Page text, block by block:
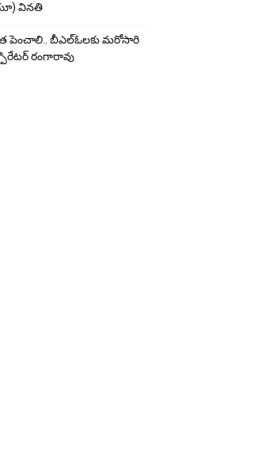
వినతి
పెంచాలి.. బీఎల్ఓలకు మరోసారి
రంగారావు